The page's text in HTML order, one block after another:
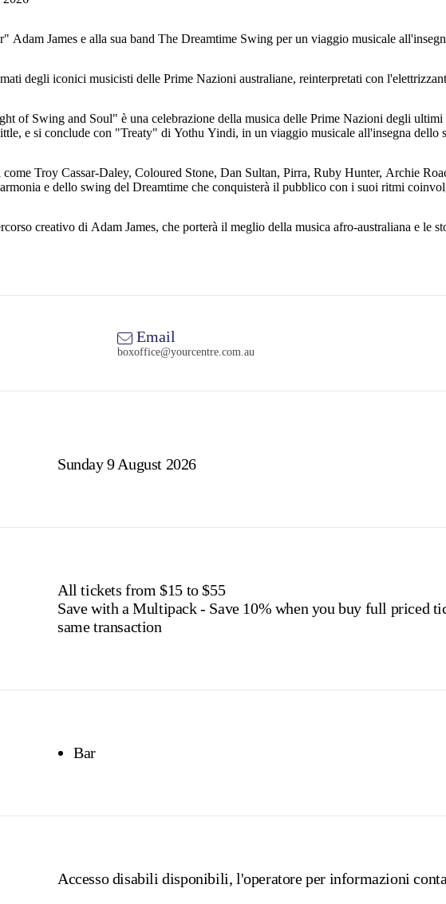
Adam James e alla sua band The Dreamtime Swing per un viaggio musicale
degli iconici musicisti delle Prime Nazioni australiane, reinterpretati con
of Swing and Soul" è una celebrazione della musica delle Prime Nazioni degli
e si conclude con "Treaty" di Yothu Yindi, in un viaggio musicale all'insegna dello
Troy Cassar-Daley, Coloured Stone, Dan Sultan, Pirra, Ruby Hunter, Archie
e dello swing del Dreamtime che conquisterà il pubblico con i suoi ritmi
creativo di Adam James, che porterà il meglio della musica afro-australiana e le
Email
boxoffice@yourcentre.com.au
Sunday 9 August 2026
All tickets from $15 to $55
Save with a Multipack - Save 10% when you buy full priced
same transaction
Bar
Accesso disabili disponibili, l'operatore per informazioni